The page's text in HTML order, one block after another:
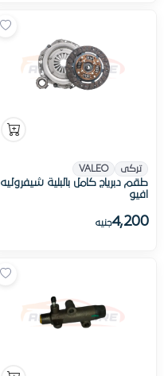
تركى VALEO
طقم دبرياج كامل بالبلية شيفروليه
افيو
4,200جنيه